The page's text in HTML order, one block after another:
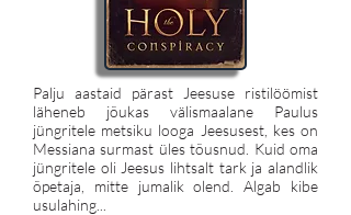
Palju aastaid pärast Jeesuse ristilöömist
läheneb jõukas välismaalane Paulus
jüngritele metsiku looga Jeesusest, kes on
Messiana surmast üles tõusnud. Kuid oma
jüngritele oli Jeesus lihtsalt tark ja alandlik
õpetaja, mitte jumalik olend. Algab kibe
usulahing...